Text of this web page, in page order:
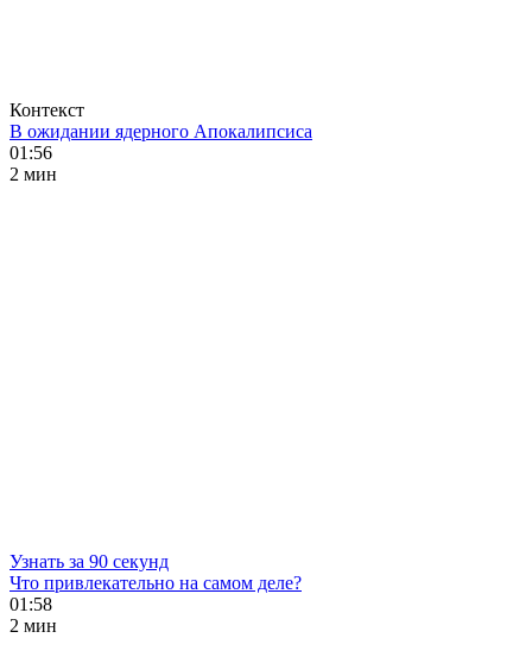
Контекст
В ожидании ядерного Апокалипсиса
01:56
2 мин
Узнать за 90 секунд
Что привлекательно на самом деле?
01:58
2 мин